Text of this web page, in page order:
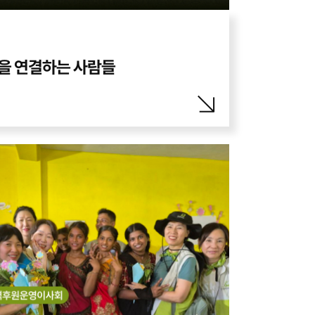
연결하는 사람들